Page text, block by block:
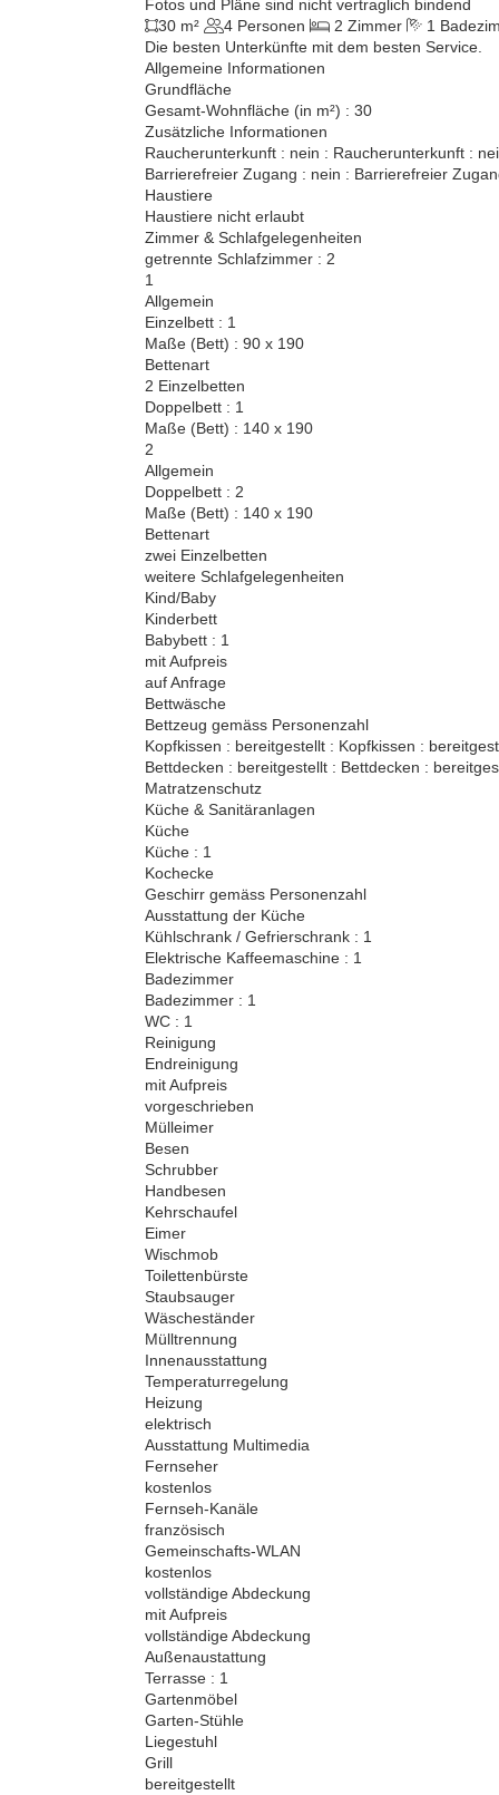
Fotos und Pläne sind nicht vertraglich bindend
30 m²
4 Personen 2 Zimmer
1
Die besten Unterkünfte mit dem besten Service.
Allgemeine Informationen
Grundfläche
Gesamt-Wohnfläche (in m²) : 30
Zusätzliche Informationen
Raucherunterkunft : nein : Raucherunterkunft :
Barrierefreier Zugang : nein : Barrierefreier
Haustiere
Haustiere nicht erlaubt
Zimmer & Schlafgelegenheiten
getrennte Schlafzimmer : 2
1
Allgemein
Einzelbett : 1
Maße (Bett) : 90 x 190
Bettenart
2 Einzelbetten
Doppelbett : 1
Maße (Bett) : 140 x 190
2
Allgemein
Doppelbett : 2
Maße (Bett) : 140 x 190
Bettenart
zwei Einzelbetten
weitere Schlafgelegenheiten
Kind/Baby
Kinderbett
Babybett : 1
mit Aufpreis
auf Anfrage
Bettwäsche
Bettzeug gemäss Personenzahl
Kopfkissen : bereitgestellt : Kopfkissen :
Bettdecken : bereitgestellt : Bettdecken :
Matratzenschutz
Küche & Sanitäranlagen
Küche
Küche : 1
Kochecke
Geschirr gemäss Personenzahl
Ausstattung der Küche
Kühlschrank / Gefrierschrank : 1
Elektrische Kaffeemaschine : 1
Badezimmer
Badezimmer : 1
WC : 1
Reinigung
Endreinigung
mit Aufpreis
vorgeschrieben
Mülleimer
Besen
Schrubber
Handbesen
Kehrschaufel
Eimer
Wischmob
Toilettenbürste
Staubsauger
Wäscheständer
Mülltrennung
Innenausstattung
Temperaturregelung
Heizung
elektrisch
Ausstattung Multimedia
Fernseher
kostenlos
Fernseh-Kanäle
französisch
Gemeinschafts-WLAN
kostenlos
vollständige Abdeckung
mit Aufpreis
vollständige Abdeckung
Außenaustattung
Terrasse : 1
Gartenmöbel
Garten-Stühle
Liegestuhl
Grill
bereitgestellt